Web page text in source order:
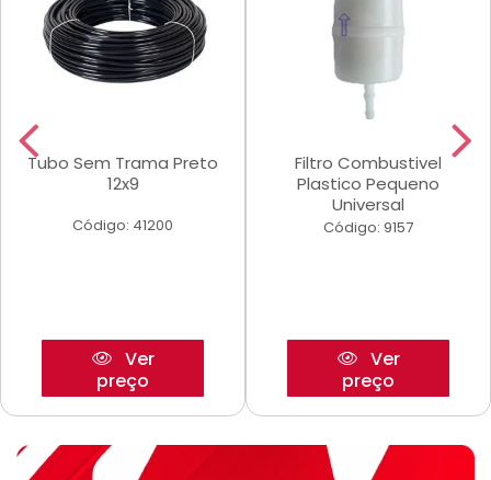
Tubo Sem Trama Preto
12x9
Código: 41200
Ver
preço
Filtro Combustivel
Plastico Pequeno
Universal
Código: 9157
Ver
preço